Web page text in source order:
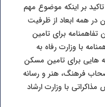
بر اینکه موضوع مهم
همه ابعاد از ظرفیت
تفاهمنامه برای تامین
با وزارت رفاه به
هایی برای تامین مسکن
فرهنگ، هنر و رسانه
با وزارت ارشاد